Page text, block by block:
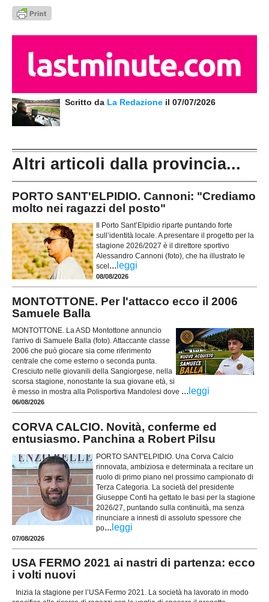
Scritto da La Redazione il 07/07/2026
Altri articoli dalla provincia...
PORTO SANT'ELPIDIO. Cannoni: "Crediamo
molto nei ragazzi del posto"
Il Porto Sant’Elpidio riparte puntando forte
sull’identità locale. A presentare il progetto per la
stagione 2026/2027 è il direttore sportivo
Alessandro Cannoni (foto), che ha illustrato le
scel ... leggi
08/08/2026
MONTOTTONE. Per l'attacco ecco il 2006
Samuele Balla
MONTOTTONE. La ASD Montottone annuncio
l'arrivo di Samuele Balla (foto). Attaccante classe
2006 che può giocare sia come riferimento
centrale che come esterno o seconda punta.
Cresciuto nelle giovanili della Sangiorgese, nella
scorsa stagione, nonostante la sua giovane età, si
è messo in mostra alla Polisportiva Mandolesi dove ... leggi
06/08/2026
CORVA CALCIO. Novità, conferme ed
entusiasmo. Panchina a Robert Pilsu
PORTO SANT'ELPIDIO. Una Corva Calcio
rinnovata, ambiziosa e determinata a recitare un
ruolo di primo piano nel prossimo campionato di
Terza Categoria. La società del presidente
Giuseppe Conti ha gettato le basi per la stagione
2026/27, puntando sulla continuità, ma senza
rinunciare a innesti di assoluto spessore che
po... leggi
07/08/2026
USA FERMO 2021 ai nastri di partenza: ecco
i volti nuovi
Inizia la stagione per l’USA Fermo 2021. La società ha lavorato in modo